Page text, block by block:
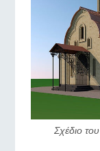
Σχέδιο